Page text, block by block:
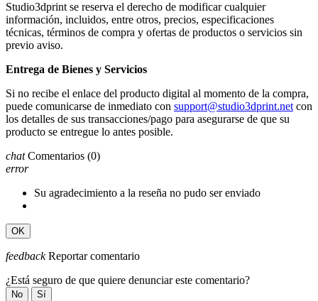
Studio3dprint se reserva el derecho de modificar cualquier
información, incluidos, entre otros, precios, especificaciones
técnicas, términos de compra y ofertas de productos o servicios sin
previo aviso.
Entrega de Bienes y Servicios
Si no recibe el enlace del producto digital al momento de la compra,
puede comunicarse de inmediato con support@studio3dprint.net con
los detalles de sus transacciones/pago para asegurarse de que su
producto se entregue lo antes posible.
chat Comentarios (0)
error
Su agradecimiento a la reseña no pudo ser enviado
OK
feedback Reportar comentario
¿Está seguro de que quiere denunciar este comentario?
No Sí